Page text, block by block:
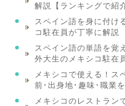
解説【ランキングで紹
スペイン語を身に付け
コ駐在員が丁寧に解説
スペイン語の単語を覚
外大生のメキシコ駐在
メキシコで使える！ス
前･出身地･趣味･職業
メキシコのレストラン